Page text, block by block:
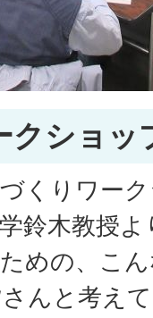
クショッ
くりワー
鈴木教授
めの、こ
んと考え